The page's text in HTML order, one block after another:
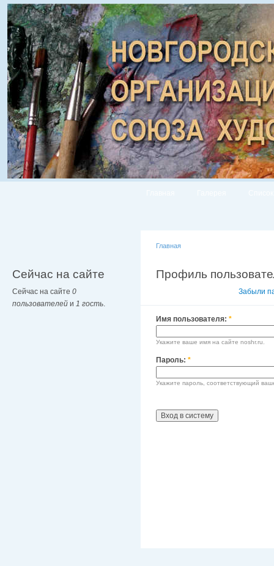
Сейчас на сайте
Сейчас на сайте 0
пользователей и 1 гость.
Главная
Профиль
Забыли
Имя пользователя: *
Укажите ваше имя на сайте noshr.ru.
Пароль: *
Укажите пароль, соответствующий